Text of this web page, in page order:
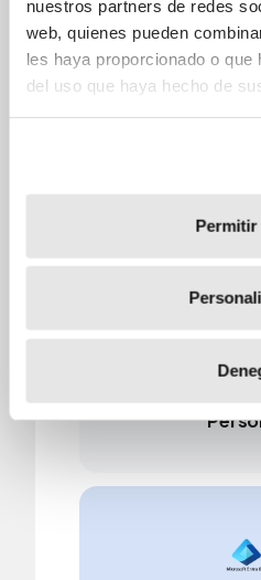
nuestros partners de redes
web, quienes pueden
les haya proporcionado o
del uso que haya hecho de
Permitir
Integraciones
que ya usan tu
RR. HH. y tu